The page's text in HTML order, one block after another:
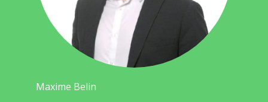
Maxime Belin